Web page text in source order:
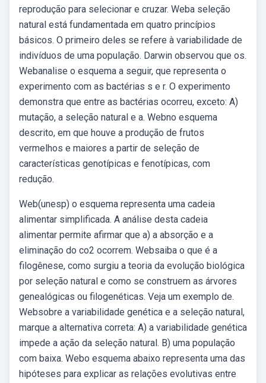
reprodução para selecionar e cruzar. Weba seleção
natural está fundamentada em quatro princípios
básicos. O primeiro deles se refere à variabilidade de
indivíduos de uma população. Darwin observou que os.
Webanalise o esquema a seguir, que representa o
experimento com as bactérias s e r. O experimento
demonstra que entre as bactérias ocorreu, exceto: A)
mutação, a seleção natural e a. Webno esquema
descrito, em que houve a produção de frutos
vermelhos e maiores a partir de seleção de
características genotípicas e fenotípicas, com
redução.
Web(unesp) o esquema representa uma cadeia
alimentar simplificada. A análise desta cadeia
alimentar permite afirmar que a) a absorção e a
eliminação do co2 ocorrem. Websaiba o que é a
filogênese, como surgiu a teoria da evolução biológica
por seleção natural e como se construem as árvores
genealógicas ou filogenéticas. Veja um exemplo de.
Websobre a variabilidade genética e a seleção natural,
marque a alternativa correta: A) a variabilidade genética
impede a ação da seleção natural. B) uma população
com baixa. Webo esquema abaixo representa uma das
hipóteses para explicar as relações evolutivas entre